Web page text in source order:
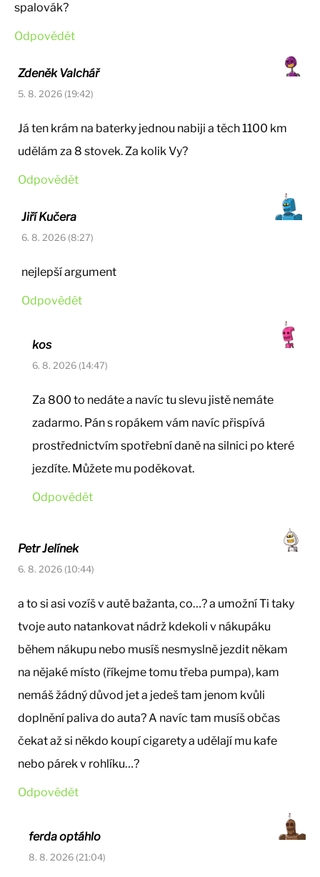
spalovák?
Odpovědět
Zdeněk Valchář
5. 8. 2026 (19:42)
Já ten krám na baterky jednou nabiji a těch 1100 km
udělám za 8 stovek. Za kolik Vy?
Odpovědět
Jiří Kučera
6. 8. 2026 (8:27)
nejlepší argument
Odpovědět
kos
6. 8. 2026 (14:47)
Za 800 to nedáte a navíc tu slevu jistě nemáte
zadarmo. Pán s ropákem vám navíc přispívá
prostřednictvím spotřební daně na silnici po které
jezdíte. Můžete mu poděkovat.
Odpovědět
Petr Jelínek
6. 8. 2026 (10:44)
a to si asi vozíš v autě bažanta, co…? a umožní Ti taky
tvoje auto natankovat nádrž kdekoli v nákupáku
během nákupu nebo musíš nesmyslně jezdit někam
na nějaké místo (říkejme tomu třeba pumpa), kam
nemáš žádný důvod jet a jedeš tam jenom kvůli
doplnění paliva do auta? A navíc tam musíš občas
čekat až si někdo koupí cigarety a udělají mu kafe
nebo párek v rohlíku…?
Odpovědět
ferda optáhlo
8. 8. 2026 (21:04)